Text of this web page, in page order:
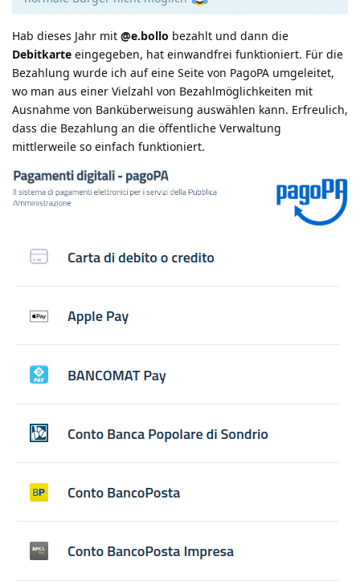
Hab dieses Jahr mit @e.bollo bezahlt und dann die
Debitkarte eingegeben, hat einwandfrei funktioniert. Für die
Bezahlung wurde ich auf eine Seite von PagoPA umgeleitet,
wo man aus einer Vielzahl von Bezahlmöglichkeiten mit
Ausnahme von Banküberweisung auswählen kann. Erfreulich,
dass die Bezahlung an die öffentliche Verwaltung
mittlerweile so einfach funktioniert.